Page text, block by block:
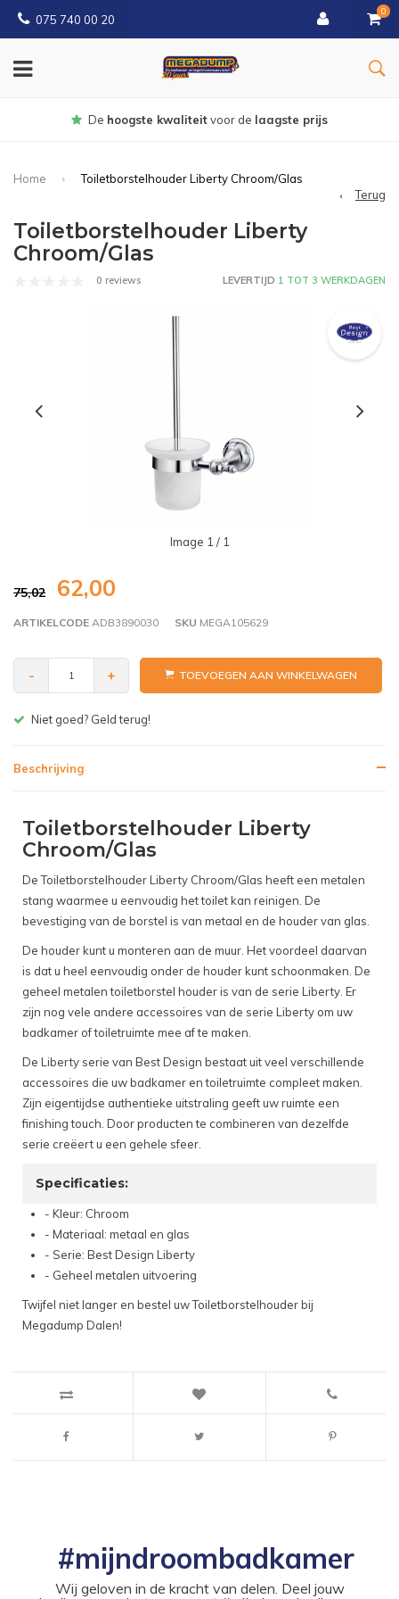
075 740 00 20
0
hoogste kwaliteitvoor delaagste prijs
Home
Toiletborstelhouder Liberty Chroom/Glas
Terug
Toiletborstelhouder Liberty
Chroom/Glas
0 reviews LEVERTIJD 1 TOT 3 WERKDAGEN
Image 1 / 1
75,02 62,00
ARTIKELCODE ADB3890030 SKU MEGA105629
- + TOEVOEGEN AAN WINKELWAGEN
Niet goed? Geld terug!
Beschrijving
Toiletborstelhouder Liberty
Chroom/Glas
De Toiletborstelhouder Liberty Chroom/Glas heeft een metalen
stang waarmee u eenvoudig het toilet kan reinigen. De
bevestiging van de borstel is van metaal en de houder van glas.
De houder kunt u monteren aan de muur. Het voordeel daarvan
is dat u heel eenvoudig onder de houder kunt schoonmaken. De
geheel metalen toiletborstel houder is van de serie Liberty. Er
zijn nog vele andere accessoires van de serie Liberty om uw
badkamer of toiletruimte mee af te maken.
De Liberty serie van Best Design bestaat uit veel verschillende
accessoires die uw badkamer en toiletruimte compleet maken.
Zijn eigentijdse authentieke uitstraling geeft uw ruimte een
finishing touch. Door producten te combineren van dezelfde
serie creëert u een gehele sfeer.
Specificaties:
- Kleur: Chroom
- Materiaal: metaal en glas
- Serie: Best Design Liberty
- Geheel metalen uitvoering
Twijfel niet langer en bestel uw Toiletborstelhouder bij
Megadump Dalen!
#mijndroombadkamer
Wij geloven in de kracht van delen. Deel jouw